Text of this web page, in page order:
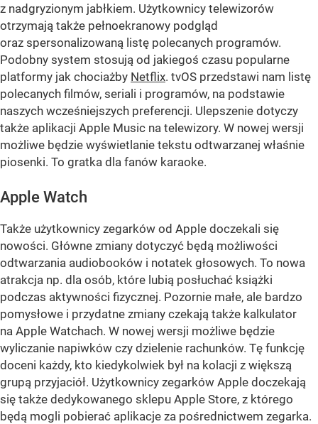
z nadgryzionym jabłkiem. Użytkownicy telewizorów
otrzymają także pełnoekranowy podgląd
oraz spersonalizowaną listę polecanych programów.
Podobny system stosują od jakiegoś czasu popularne
platformy jak chociażby Netflix. tvOS przedstawi nam listę
polecanych filmów, seriali i programów, na podstawie
naszych wcześniejszych preferencji. Ulepszenie dotyczy
także aplikacji Apple Music na telewizory. W nowej wersji
możliwe będzie wyświetlanie tekstu odtwarzanej właśnie
piosenki. To gratka dla fanów karaoke.
Apple Watch
Także użytkownicy zegarków od Apple doczekali się
nowości. Główne zmiany dotyczyć będą możliwości
odtwarzania audiobooków i notatek głosowych. To nowa
atrakcja np. dla osób, które lubią posłuchać książki
podczas aktywności fizycznej. Pozornie małe, ale bardzo
pomysłowe i przydatne zmiany czekają także kalkulator
na Apple Watchach. W nowej wersji możliwe będzie
wyliczanie napiwków czy dzielenie rachunków. Tę funkcję
doceni każdy, kto kiedykolwiek był na kolacji z większą
grupą przyjaciół. Użytkownicy zegarków Apple doczekają
się także dedykowanego sklepu Apple Store, z którego
będą mogli pobierać aplikacje za pośrednictwem zegarka.